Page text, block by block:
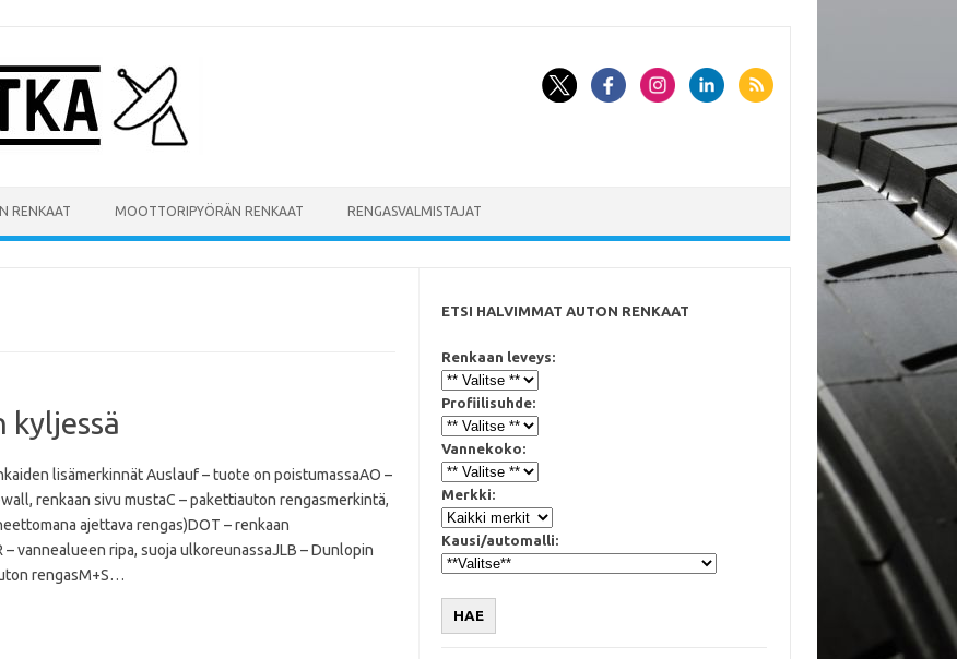
RENKAAT MOOTTORIPYÖRÄN RENKAAT RENGASVALMISTAJAT
kyljessä
lisämerkinnät Auslauf – tuote on poistumassaAO –
renkaan sivu mustaC – pakettiauton rengasmerkintä,
ajettava rengas)DOT – renkaan
vannealueen ripa, suoja ulkoreunassaJLB – Dunlopin
rengasM+S…
ETSI HALVIMMAT AUTON RENKAAT
Renkaan leveys:
Profiilisuhde:
Vannekoko:
Merkki:
Kausi/automalli:
HAE